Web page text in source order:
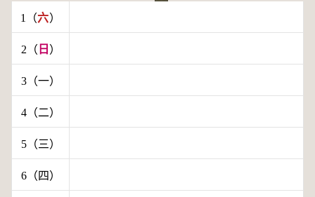
1（六）
2（ 日 ）
3（一）
4（二）
5（三）
6（四）